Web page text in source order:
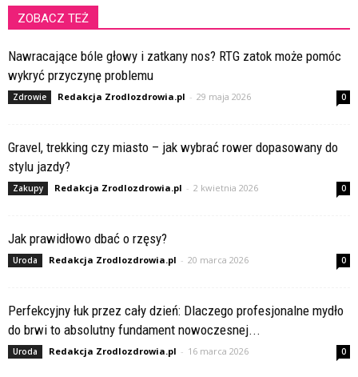
ZOBACZ TEŻ
Nawracające bóle głowy i zatkany nos? RTG zatok może pomóc
wykryć przyczynę problemu
Zdrowie Redakcja Zrodlozdrowia.pl - 29 maja 2026 0
Gravel, trekking czy miasto – jak wybrać rower dopasowany do
stylu jazdy?
Zakupy Redakcja Zrodlozdrowia.pl - 2 kwietnia 2026 0
Jak prawidłowo dbać o rzęsy?
Uroda Redakcja Zrodlozdrowia.pl - 20 marca 2026 0
Perfekcyjny łuk przez cały dzień: Dlaczego profesjonalne mydło
do brwi to absolutny fundament nowoczesnej...
Uroda Redakcja Zrodlozdrowia.pl - 16 marca 2026 0